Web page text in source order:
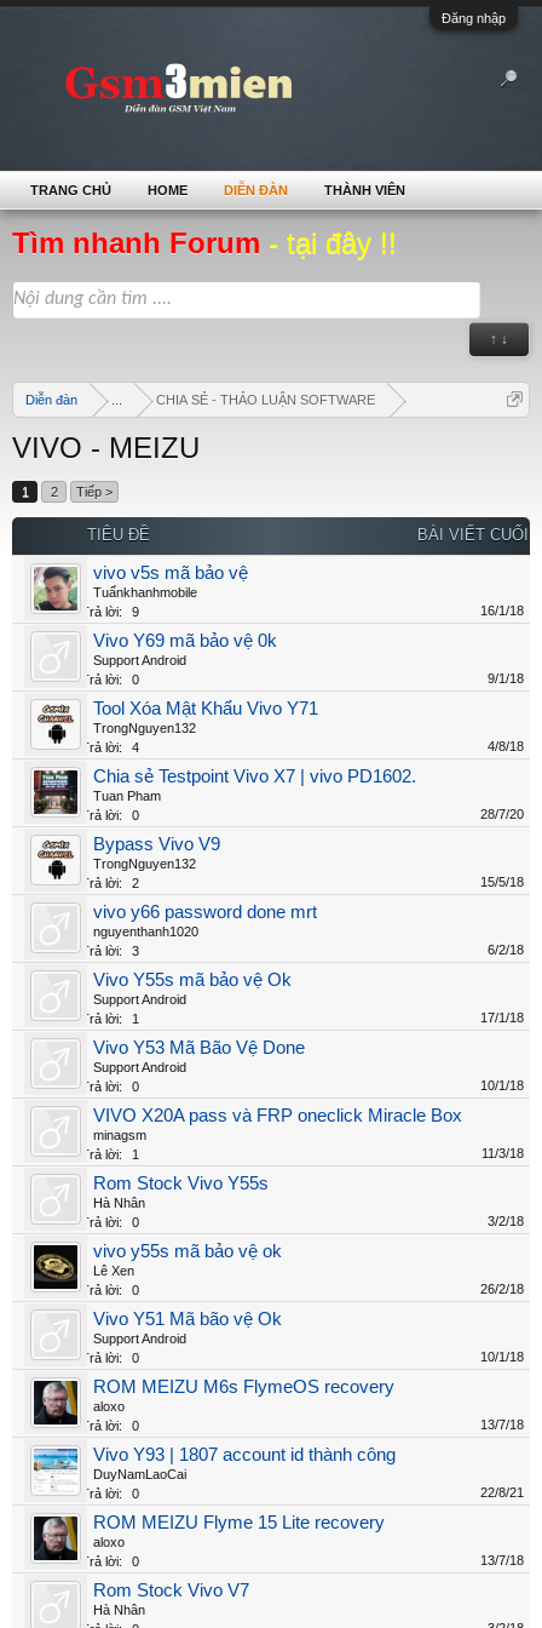
Đăng nhập
Tìm nhanh Forum - tại đây !!
↑ ↓
Diễn đàn CHIA SẺ - THẢO LUẬN SOFTWARE
VIVO - MEIZU
1 2 Tiếp >
TIÊU ĐỀ BÀI VIẾT CUỐI
vivo v5s mã bảo vệ
Tuấnkhanhmobile
Trả lời:
9 16/1/18
Vivo Y69 mã bảo vệ 0k
Support Android
Trả lời:
0 9/1/18
Tool Xóa Mật Khẩu Vivo Y71
TrongNguyen132
Trả lời:
4 4/8/18
Chia sẻ Testpoint Vivo X7 | vivo PD1602.
Tuan Pham
Trả lời:
0 28/7/20
Bypass Vivo V9
TrongNguyen132
Trả lời:
2 15/5/18
vivo y66 password done mrt
nguyenthanh1020
Trả lời:
3 6/2/18
Vivo Y55s mã bảo vệ Ok
Support Android
Trả lời:
1 17/1/18
Vivo Y53 Mã Bão Vệ Done
Support Android
Trả lời:
0 10/1/18
VIVO X20A pass và FRP oneclick Miracle Box
minagsm
Trả lời:
1 11/3/18
Rom Stock Vivo Y55s
Hà Nhân
Trả lời:
0 3/2/18
vivo y55s mã bảo vệ ok
Lê Xen
Trả lời:
0 26/2/18
Vivo Y51 Mã bão vệ Ok
Support Android
Trả lời:
0 10/1/18
ROM MEIZU M6s FlymeOS recovery
aloxo
Trả lời:
0 13/7/18
Vivo Y93 | 1807 account id thành công
DuyNamLaoCai
Trả lời:
0 22/8/21
ROM MEIZU Flyme 15 Lite recovery
aloxo
Trả lời:
0 13/7/18
Rom Stock Vivo V7
Hà Nhân
TRANG CHỦ HOME DIỄN ĐÀN THÀNH VIÊN